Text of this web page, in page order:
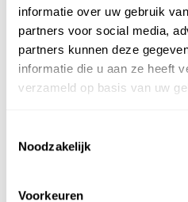
informatie over uw gebruik
partners voor social media,
partners kunnen deze
informatie die u aan ze heeft
verzameld op basis van uw
Noodzakelijk
Voorkeuren
1. Bij ruiten vanaf de grond tot 85
In sommige gevallen tot 140 cm
informatie over de toepassing van
2. Bij dakbeglazing van
Ruit tot een breedte van 950 mm: